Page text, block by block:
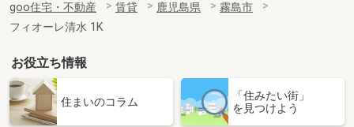
goo住宅・不動産 賃貸 鹿児島県
霧島市
フィオーレ清水 1K
お役立ち情報
住まいのコラム
「住みたい街」
を見つけよう